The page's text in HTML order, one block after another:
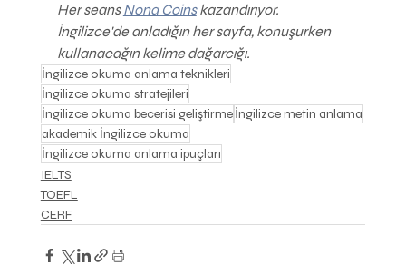
Her seans Nona Coins kazandırıyor.
İngilizce'de anladığın her sayfa, konuşurken
kullanacağın kelime dağarcığı.
İngilizce okuma anlama teknikleri
İngilizce okuma stratejileri
İngilizce okuma becerisi geliştirmeİngilizce metin anlama
akademik İngilizce okuma
İngilizce okuma anlama ipuçları
IELTS
TOEFL
CERF